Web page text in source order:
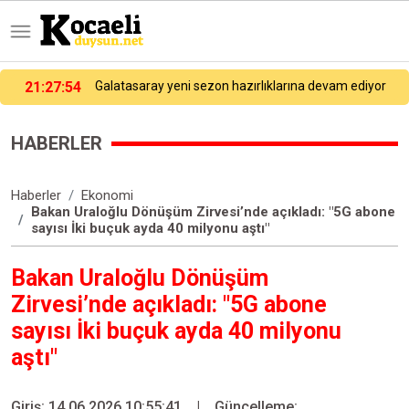
21:27:54 Galatasaray yeni sezon hazırlıklarına devam ediyor
HABERLER
Haberler
Ekonomi
Bakan Uraloğlu Dönüşüm Zirvesi’nde açıkladı: "5G abone
sayısı İki buçuk ayda 40 milyonu aştı"
Bakan Uraloğlu Dönüşüm
Zirvesi’nde açıkladı: "5G abone
sayısı İki buçuk ayda 40 milyonu
aştı"